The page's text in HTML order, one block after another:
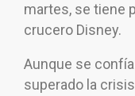
martes, se tiene
crucero Disney.
Aunque se
superado la